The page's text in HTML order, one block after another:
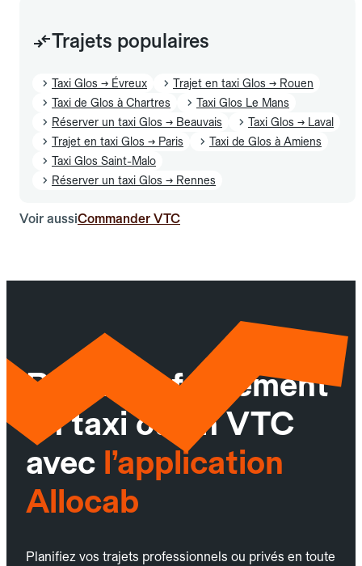
Trajets populaires
Taxi Glos → Évreux
Trajet en taxi Glos → Rouen
Taxi de Glos à Chartres
Taxi Glos Le Mans
Réserver un taxi Glos → Beauvais
Taxi Glos → Laval
Trajet en taxi Glos → Paris
Taxi de Glos à Amiens
Taxi Glos Saint-Malo
Réserver un taxi Glos → Rennes
Voir aussiCommander VTC
Réservez facilement
un taxi ou un VTC
avec l’application
Allocab
Planifiez vos trajets professionnels ou privés en toute